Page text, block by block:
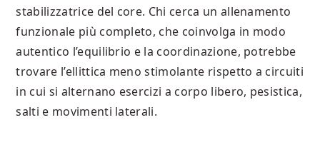
stabilizzatrice del core. Chi cerca un allenamento
funzionale più completo, che coinvolga in modo
autentico l’equilibrio e la coordinazione, potrebbe
trovare l’ellittica meno stimolante rispetto a circuiti
in cui si alternano esercizi a corpo libero, pesistica,
salti e movimenti laterali.